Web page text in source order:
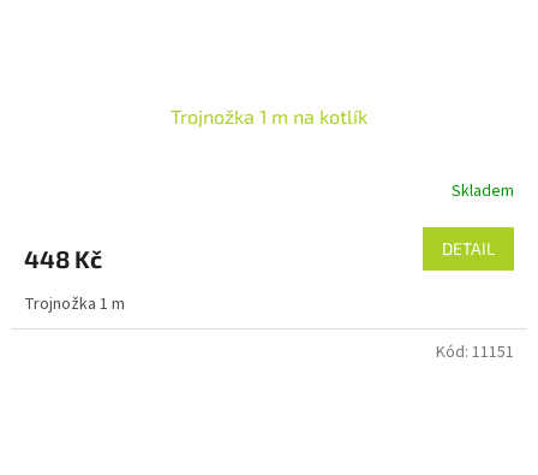
Trojnožka 1 m na kotlík
Skladem
448 Kč DETAIL
Trojnožka 1 m
Kód: 11151